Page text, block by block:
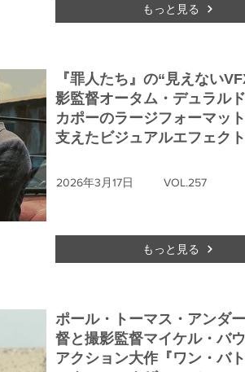
もっと見る
『罪人たち』の“見えない
影監督オータム・デュラル
カポーのラージフォーマッ
支えたビジュアルエフェクト
2026年3月17日 VOL.257
もっと見る
ポール・トーマス・アンダ
督と撮影監督マイケル・バウ
アクション大作『ワン・バ